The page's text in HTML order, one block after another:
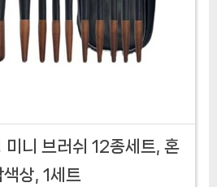
미니 브러쉬 12종세트, 혼
색상, 1세트